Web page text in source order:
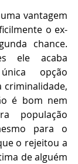
vantagem
o ex-
chance.
ele acaba
opção
é bom nem
população
para o
o rejeitou a
de alguém